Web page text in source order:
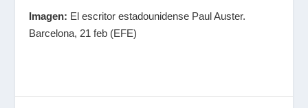
Imagen: El escritor estadounidense Paul Auster.
Barcelona, 21 feb (EFE)